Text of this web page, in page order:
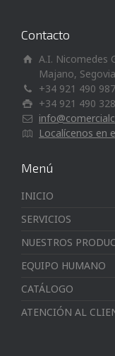
Contacto
A.I. Nicomedes
Majano, Segovia
+34 921 490 987
+34 921 490 328
Localícenos en
Menú
INICIO
SERVICIOS
NUESTROS
EQUIPO HUMANO
CATÁLOGO
ATENCIÓN AL